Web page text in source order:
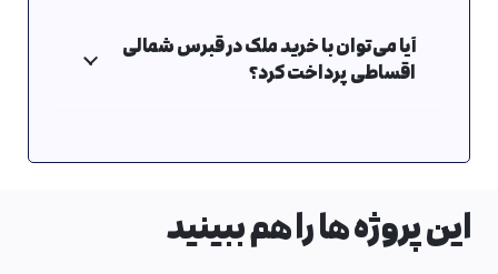
آیا می‌توان با خرید ملک در قبرس شمالی
اقساطی پرداخت کرد؟
این پروژه ها را هم ببینید